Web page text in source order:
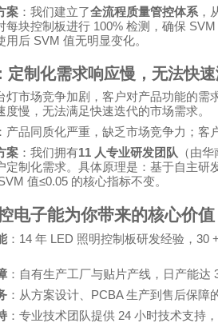
案 ：我们建立了全流程质量管控体系 ，
每块控制板进行 100% 检测，确保 SVM
用后 SVM 值无明显变化。
：定制化需求响应慢，无法快
灯市场竞争加剧，客户对产品功能的需
度慢，无法满足快速迭代的市场需求。
：产品同质化严重，缺乏市场竞争力；客
案 ：我们拥有11 人专业研发团队 （由
定制化需求。具体原理是：基于自主研
值≤0.05 的核心指标不变。
电子能为你带来的核心价值
： 14 年 LED 照明控制板研发经验， 30 +
：自有生产工厂与贴片产线，日产能达
：从方案设计、 PCBA生产到售后保障
：专业技术团队提供 24 小时技术支持